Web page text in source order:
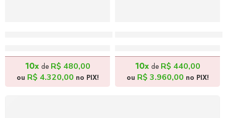
10xde R$ 480,00
ou R$ 4.320,00 no PIX!
10xde R$ 440,00
ou R$ 3.960,00 no PIX!